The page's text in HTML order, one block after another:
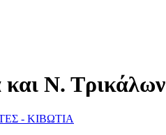
και Ν. Τρικάλων
- ΚΙΒΩΤΙΑ